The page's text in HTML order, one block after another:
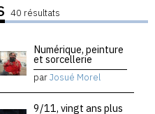
40 résultats
Numérique, peinture
et sorcellerie
parJosué Morel
9/11, vingt ans plus